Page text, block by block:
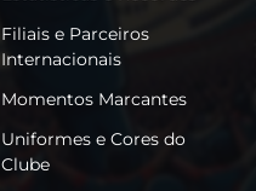
Filiais e Parceiros
Internacionais
Momentos Marcantes
Uniformes e Cores do
Clube